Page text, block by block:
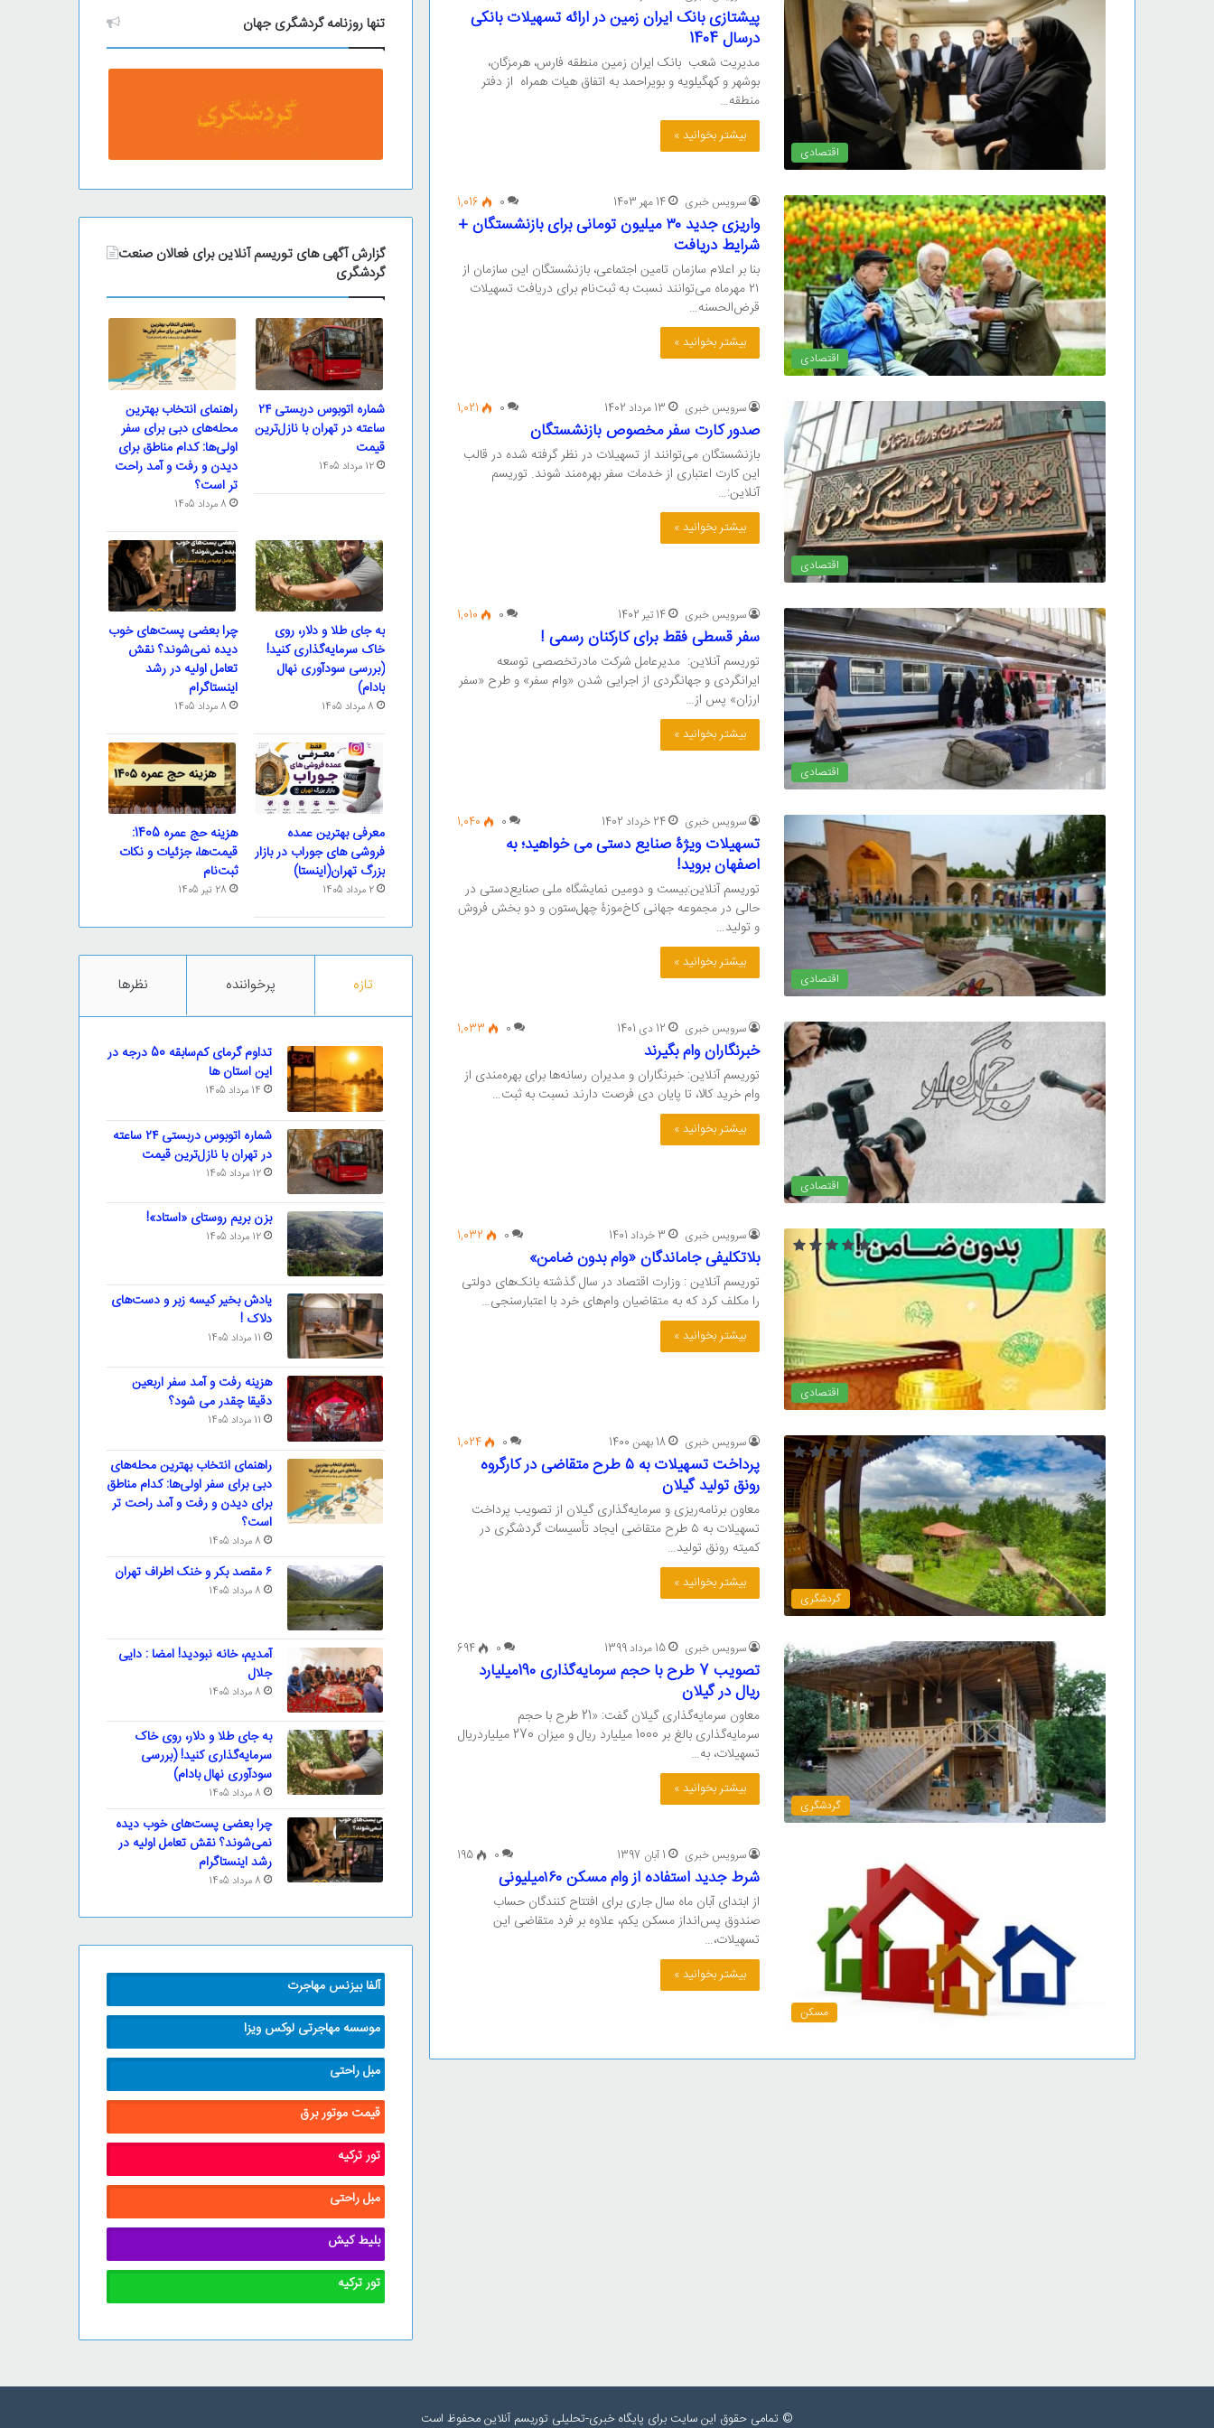
اقتصادی
پیشتازی بانک ایران زمین در ارائه تسهیلات بانکی
درسال 1404
مدیریت شعب بانک ایران زمین منطقه فارس، هرمزگان،
بوشهر و کهگیلویه و بویراحمد به اتفاق هیات همراه از دفتر
منطقه…
بیشتر بخوانید »
اقتصادی
سرویس خبری 14 مهر 1403 0
1,016
واریزی جدید ۳۰ میلیون تومانی برای بازنشستگان +
شرایط دریافت
بنا بر اعلام سازمان تامین اجتماعی، بازنشستگان این سازمان از
۲۱ مهرماه می‌توانند نسبت به ثبت‌نام برای دریافت تسهیلات
قرض‌الحسنه…
بیشتر بخوانید »
اقتصادی
سرویس خبری 13 مرداد 1402 0
1,021
صدور کارت سفر مخصوص بازنشستگان
بازنشستگان می‌توانند از تسهیلات در نظر گرفته شده در قالب
این کارت اعتباری از خدمات سفر بهره‌مند شوند. توریسم
آنلاین:…
بیشتر بخوانید »
اقتصادی
سرویس خبری 14 تیر 1402 0
1,010
سفر قسطی فقط برای کارکنان رسمی !
توریسم آنلاین: ​مدیرعامل شرکت مادرتخصصی توسعه
ایرانگردی و جهانگردی از اجرایی شدن «وام سفر» و طرح «سفر
ارزان» پس از…
بیشتر بخوانید »
اقتصادی
سرویس خبری 24 خرداد 1402 0
1,040
تسهیلات ویژۀ صنایع دستی می خواهید؛ به
اصفهان بروید!
توریسم آنلاین:بیست و دومین نمایشگاه ملی صنایع‌دستی در
حالی در مجموعه جهانی کاخ‌موزۀ چهل‌ستون و دو بخش فروش
و تولید…
بیشتر بخوانید »
اقتصادی
سرویس خبری 12 دی 1401 0
1,033
خبرنگاران وام بگیرند
توریسم آنلاین: خبرنگاران و مدیران رسانه‌ها برای بهره‌مندی از
وام خرید کالا، تا پایان دی‌ فرصت دارند نسبت به ثبت…
بیشتر بخوانید »
اقتصادی
سرویس خبری 3 خرداد 1401 0
1,032
بلاتکلیفی جاماندگان «وام بدون ضامن»
توریسم آنلاین : وزارت اقتصاد در سال گذشته بانک‌های دولتی
را مکلف کرد که به متقاضیان وام‌های خرد با اعتبارسنجی…
بیشتر بخوانید »
گردشگری
سرویس خبری 18 بهمن 1400 0
1,024
پرداخت تسهیلات به ۵ طرح متقاضی در کارگروه
رونق تولید گیلان
معاون برنامه‌ریزی و سرمایه‌گذاری گیلان از تصویب پرداخت
تسهیلات به ۵ طرح متقاضی ایجاد تأسیسات گردشگری در
کمیته رونق تولید…
بیشتر بخوانید »
گردشگری
سرویس خبری 15 مرداد 1399 0
694
تصویب 7 طرح با حجم سرمایه‌گذاری 190میلیارد
ریال در گیلان
معاون سرمایه‌گذاری گیلان گفت: «21 طرح با حجم
سرمایه‌گذاری بالغ بر 1000 میلیارد ریال و میزان 270 میلیاردریال
تسهیلات، به…
بیشتر بخوانید »
مسکن
سرویس خبری 1 آبان 1397 0
195
شرط جدید استفاده از وام مسکن ۱۶۰میلیونی
از ابتدای آبان ماه سال جاری برای افتتاح کنندگان حساب
صندوق پس‌انداز مسکن یکم، علاوه بر فرد متقاضی این
تسهیلات،…
بیشتر بخوانید »
تنها روزنامه گردشگری جهان
گزارش آگهی های توریسم آنلاین برای فعالان صنعت
گردشگری
شماره اتوبوس دربستی ۲۴
ساعته در تهران با نازل‌ترین
قیمت
12 مرداد 1405
راهنمای انتخاب بهترین
محله‌های دبی برای سفر
اولی‌ها: کدام مناطق برای
دیدن و رفت و آمد راحت
تر است؟
8 مرداد 1405
به جای طلا و دلار، روی
خاک سرمایه‌گذاری کنید!
(بررسی سودآوری نهال
بادام)
8 مرداد 1405
چرا بعضی پست‌های خوب
دیده نمی‌شوند؟ نقش
تعامل اولیه در رشد
اینستاگرام
8 مرداد 1405
معرفی بهترین عمده
فروشی های جوراب در بازار
بزرگ تهران(اینستا)
2 مرداد 1405
هزینه حج عمره 1405:
قیمت‌ها، جزئیات و نکات
ثبت‌نام
28 تیر 1405
تازه پرخواننده نظرها
تداوم گرمای کم‌سابقه 50 درجه در
این استان ها
14 مرداد 1405
شماره اتوبوس دربستی ۲۴ ساعته
در تهران با نازل‌ترین قیمت
12 مرداد 1405
بزن بریم روستای «استاد»!
12 مرداد 1405
یادش بخیر کیسه‌ زبر و دست‌های
دلاک !
11 مرداد 1405
هزینه رفت و آمد سفر اربعین
دقیقا چقدر می شود؟
11 مرداد 1405
راهنمای انتخاب بهترین محله‌های
دبی برای سفر اولی‌ها: کدام مناطق
برای دیدن و رفت و آمد راحت تر
است؟
8 مرداد 1405
۶ مقصد بکر و خنک اطراف تهران
8 مرداد 1405
آمدیم، خانه نبودید! امضا : دایی
جلال
8 مرداد 1405
به جای طلا و دلار، روی خاک
سرمایه‌گذاری کنید! (بررسی
سودآوری نهال بادام)
8 مرداد 1405
چرا بعضی پست‌های خوب دیده
نمی‌شوند؟ نقش تعامل اولیه در
رشد اینستاگرام
8 مرداد 1405
آلفا بیزنس مهاجرت
موسسه مهاجرتی لوکس ویزا
مبل راحتی
قیمت موتور برق
تور ترکیه
مبل راحتی
بلیط کیش
تور ترکیه
© تمامی حقوق این سایت برای پایگاه خبری-تحلیلی توریسم آنلاین محفوظ است